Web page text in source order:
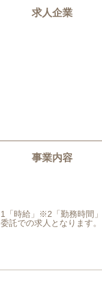
求人企業
事業内容
1「時給」※2「勤務時間
委託での求人となります。